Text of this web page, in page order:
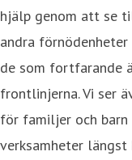
hjälp genom att se
andra
de som fortfarande
frontlinjerna. Vi ser
för familjer och
verksamheter